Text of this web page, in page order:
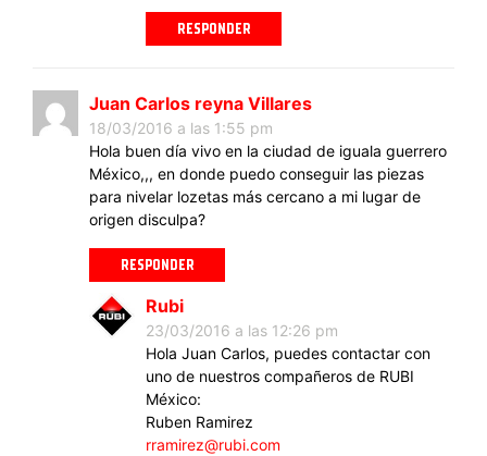
RESPONDER
Juan Carlos reyna Villares
18/03/2016 a las 1:55 pm
Hola buen día vivo en la ciudad de iguala guerrero
México,,, en donde puedo conseguir las piezas
para nivelar lozetas más cercano a mi lugar de
origen disculpa?
RESPONDER
Rubi
23/03/2016 a las 12:26 pm
Hola Juan Carlos, puedes contactar con
uno de nuestros compañeros de RUBI
México:
Ruben Ramirez
rramirez@rubi.com